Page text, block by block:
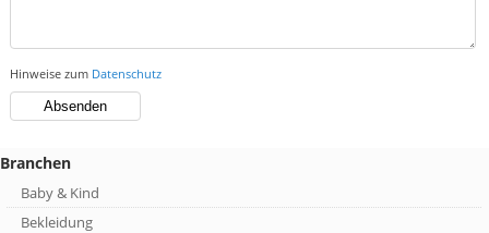
Hinweise zum Datenschutz
Branchen
Baby & Kind
Bekleidung